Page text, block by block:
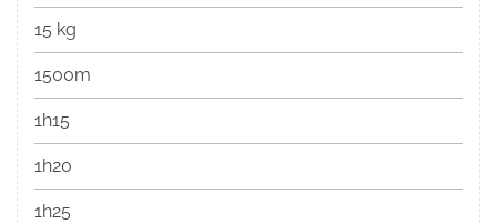
15 kg
1500m
1h15
1h20
1h25